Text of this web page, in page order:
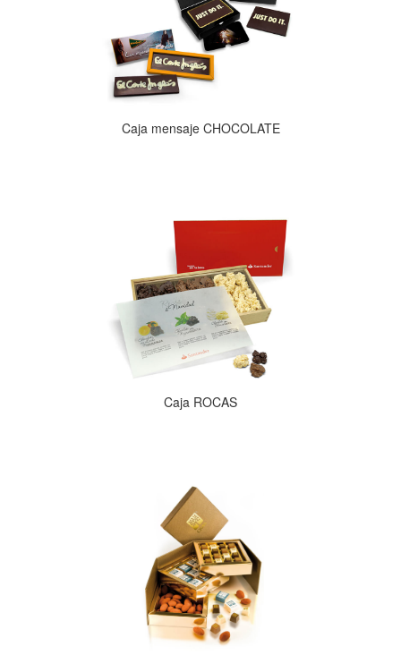
Caja mensaje CHOCOLATE
Caja ROCAS